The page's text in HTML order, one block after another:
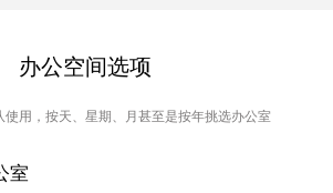
办公空间选项
使用，按天、星期、月甚至是按年挑选办公室
室